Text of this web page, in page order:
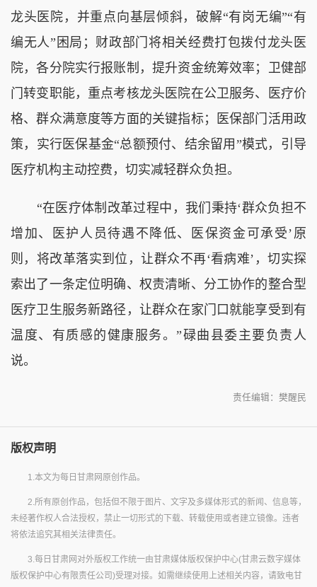
龙头医院，并重点向基层倾斜，破解“有岗无编”“有
编无人”困局；财政部门将相关经费打包拨付龙头医
院，各分院实行报账制，提升资金统筹效率；卫健部
门转变职能，重点考核龙头医院在公卫服务、医疗价
格、群众满意度等方面的关键指标；医保部门活用政
策，实行医保基金“总额预付、结余留用”模式，引导
医疗机构主动控费，切实减轻群众负担。
“在医疗体制改革过程中，我们秉持‘群众负担不
增加、医护人员待遇不降低、医保资金可承受’原
则，将改革落实到位，让群众不再‘看病难’，切实探
索出了一条定位明确、权责清晰、分工协作的整合型
医疗卫生服务新路径，让群众在家门口就能享受到有
温度、有质感的健康服务。”碌曲县委主要负责人
说。
责任编辑：樊醒民
版权声明
1.本文为每日甘肃网原创作品。
2.所有原创作品，包括但不限于图片、文字及多媒体形式的新闻、信息等，
未经著作权人合法授权，禁止一切形式的下载、转载使用或者建立镜像。违者
将依法追究其相关法律责任。
3.每日甘肃网对外版权工作统一由甘肃媒体版权保护中心(甘肃云数字媒体
版权保护中心有限责任公司)受理对接。如需继续使用上述相关内容，请致电甘